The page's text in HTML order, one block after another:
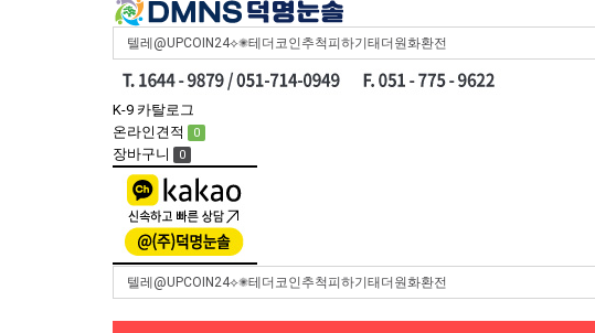
K-9 카탈로그
온라인견적
0
장바구니 0